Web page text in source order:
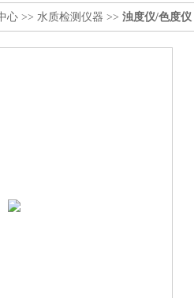
心 >> 水质检测仪器 >> 浊度仪/色度仪